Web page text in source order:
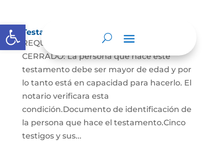
Abrir barra de herramientas
Testamento Cerrado
REQUISITOS PARA EL TESTAMENTO
CERRADO: La persona que hace este
testamento debe ser mayor de edad y por
lo tanto está en capacidad para hacerlo. El
notario verificara esta
condición.Documento de identificación de
la persona que hace el testamento.Cinco
testigos y sus...